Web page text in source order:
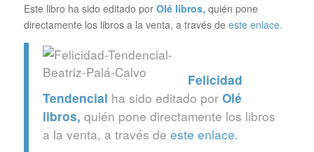
Este libro ha sido editado por Olé libros, quién pone
directamente los libros a la venta, a través de este enlace.
Felicidad
Tendencial ha sido editado por Olé
libros, quién pone directamente los libros
a la venta, a través de este enlace.